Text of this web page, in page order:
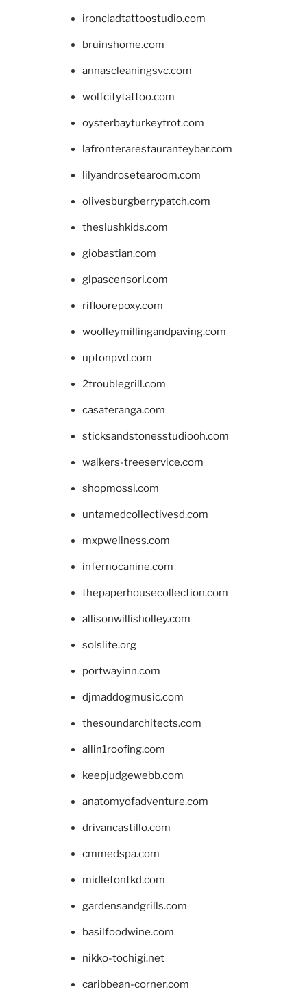
ironcladtattoostudio.com
bruinshome.com
annascleaningsvc.com
wolfcitytattoo.com
oysterbayturkeytrot.com
lafronterarestauranteybar.com
lilyandrosetearoom.com
olivesburgberrypatch.com
theslushkids.com
giobastian.com
glpascensori.com
rifloorepoxy.com
woolleymillingandpaving.com
uptonpvd.com
2troublegrill.com
casateranga.com
sticksandstonesstudiooh.com
walkers-treeservice.com
shopmossi.com
untamedcollectivesd.com
mxpwellness.com
infernocanine.com
thepaperhousecollection.com
allisonwillisholley.com
solslite.org
portwayinn.com
djmaddogmusic.com
thesoundarchitects.com
allin1roofing.com
keepjudgewebb.com
anatomyofadventure.com
drivancastillo.com
cmmedspa.com
midletontkd.com
gardensandgrills.com
basilfoodwine.com
nikko-tochigi.net
caribbean-corner.com